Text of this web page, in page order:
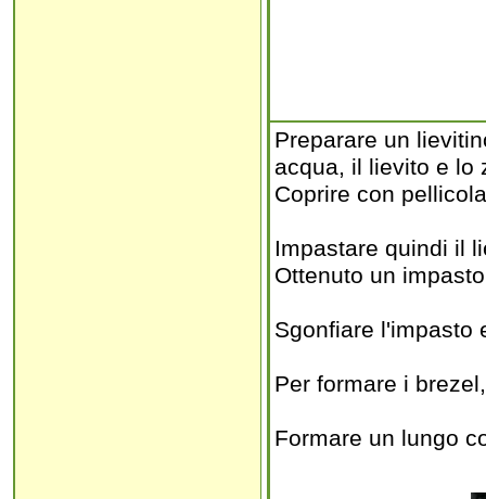
Preparare un
acqua, il lievito e lo
Coprire con
Impastare quindi il
Ottenuto un
Sgonfiare l'impasto
Per formare i
Formare un lungo